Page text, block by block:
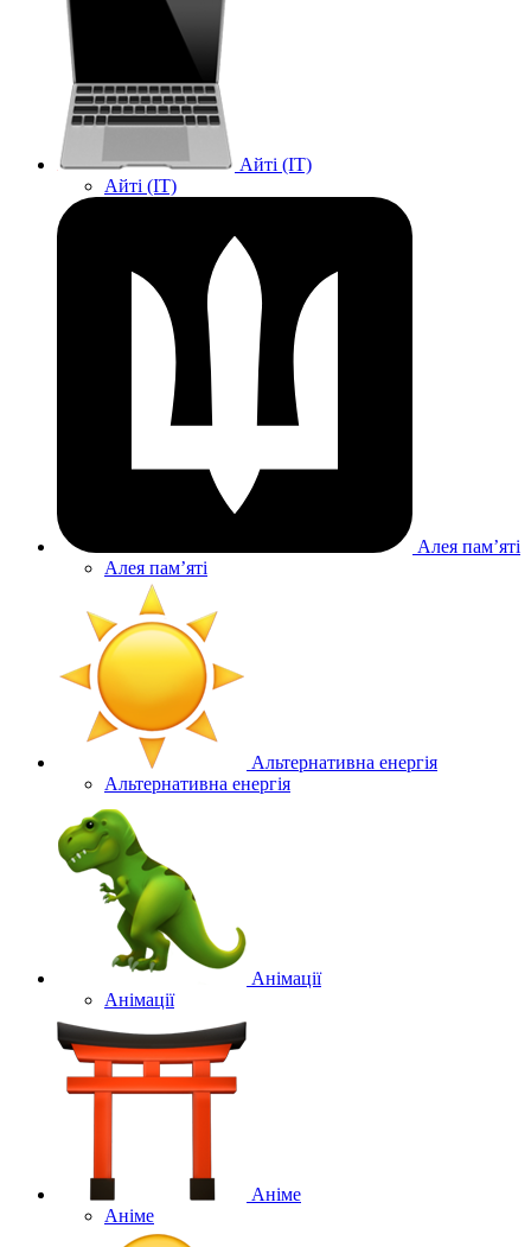
Айті (IT)
Айті (IT)
Алея памʼяті
Алея памʼяті
Альтернативна енергія
Альтернативна енергія
Анімації
Анімації
Аніме
Аніме